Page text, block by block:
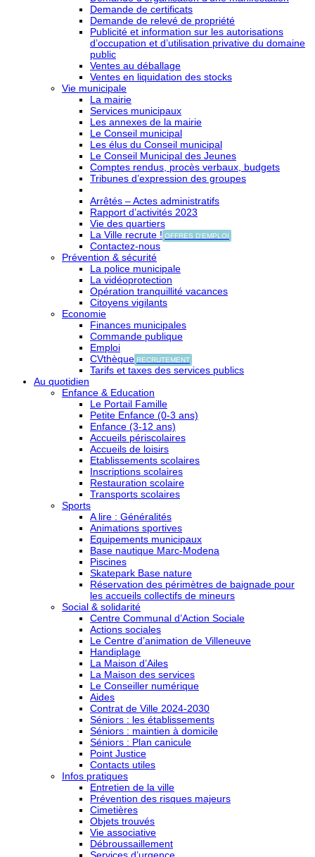
Demande de certificats
Demande de relevé de propriété
Publicité et information sur les autorisations
d’occupation et d’utilisation privative du domaine
public
Ventes au déballage
Ventes en liquidation des stocks
Vie municipale
La mairie
Services municipaux
Les annexes de la mairie
Le Conseil municipal
Les élus du Conseil municipal
Le Conseil Municipal des Jeunes
Comptes rendus, procès verbaux, budgets
Tribunes d’expression des groupes
Arrêtés – Actes administratifs
Rapport d’activités 2023
Vie des quartiers
La Ville recrute ! OFFRES D'EMPLOI
Contactez-nous
Prévention & sécurité
La police municipale
La vidéoprotection
Opération tranquillité vacances
Citoyens vigilants
Economie
Finances municipales
Commande publique
Emploi
CVthèque RECRUTEMENT
Tarifs et taxes des services publics
Au quotidien
Enfance & Education
Le Portail Famille
Petite Enfance (0-3 ans)
Enfance (3-12 ans)
Accueils périscolaires
Accueils de loisirs
Etablissements scolaires
Inscriptions scolaires
Restauration scolaire
Transports scolaires
Sports
A lire : Généralités
Animations sportives
Equipements municipaux
Base nautique Marc-Modena
Piscines
Skatepark Base nature
Réservation des périmètres de baignade pour
les accueils collectifs de mineurs
Social & solidarité
Centre Communal d’Action Sociale
Actions sociales
Le Centre d’animation de Villeneuve
Handiplage
La Maison d’Ailes
La Maison des services
Le Conseiller numérique
Aides
Contrat de Ville 2024-2030
Séniors : les établissements
Séniors : maintien à domicile
Séniors : Plan canicule
Point Justice
Contacts utiles
Infos pratiques
Entretien de la ville
Prévention des risques majeurs
Cimetières
Objets trouvés
Vie associative
Débroussaillement